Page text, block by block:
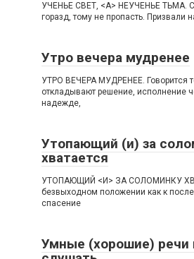
УЧЕНЬЕ СВЕТ, <А> НЕУЧЕНЬЕ ТЬМА.
горазд, тому не пропасть. Призвали
Утро вечера мудренее
УТРО ВЕЧЕРА МУДРЕНЕЕ. Говорится
откладывают решение, исполнение
надежде,
Утопающий (и) за
хватается
УТОПАЮЩИЙ <И> ЗА СОЛОМИНКУ
безвыходном положении как к
спасение
Умные (хорошие) речи